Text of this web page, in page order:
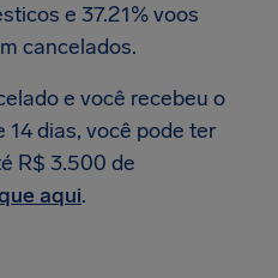
e 37.21% voos
cancelados.
e você recebeu o
14 dias, você pode ter
R$ 3.500 de
aqui.